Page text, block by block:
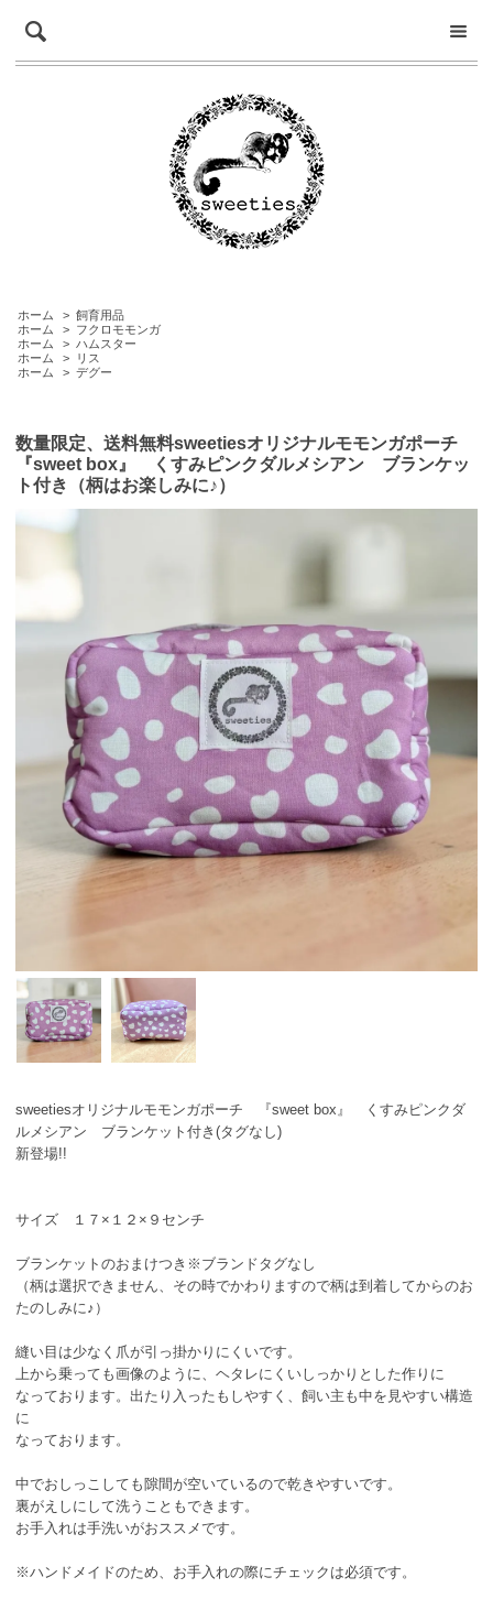
ホーム > 飼育用品
ホーム
> フクロモモンガ
ホーム
> ハムスター
ホーム
>
リス
ホーム
> デグー
数量限定、送料無料sweetiesオリジナルモモンガポーチ
『sweet box』 くすみピンクダルメシアン ブランケッ
ト付き（柄はお楽しみに♪）
sweetiesオリジナルモモンガポーチ 『sweet box』 くすみピンクダ
ルメシアン ブランケット付き(タグなし)
新登場!!
サイズ １７×１２×９センチ
ブランケットのおまけつき※ブランドタグなし
（柄は選択できません、その時でかわりますので柄は到着してからのお
たのしみに♪）
縫い目は少なく爪が引っ掛かりにくいです。
上から乗っても画像のように、ヘタレにくいしっかりとした作りに
なっております。出たり入ったもしやすく、飼い主も中を見やすい構造
に
なっております。
中でおしっこしても隙間が空いているので乾きやすいです。
裏がえしにして洗うこともできます。
お手入れは手洗いがおススメです。
※ハンドメイドのため、お手入れの際にチェックは必須です。